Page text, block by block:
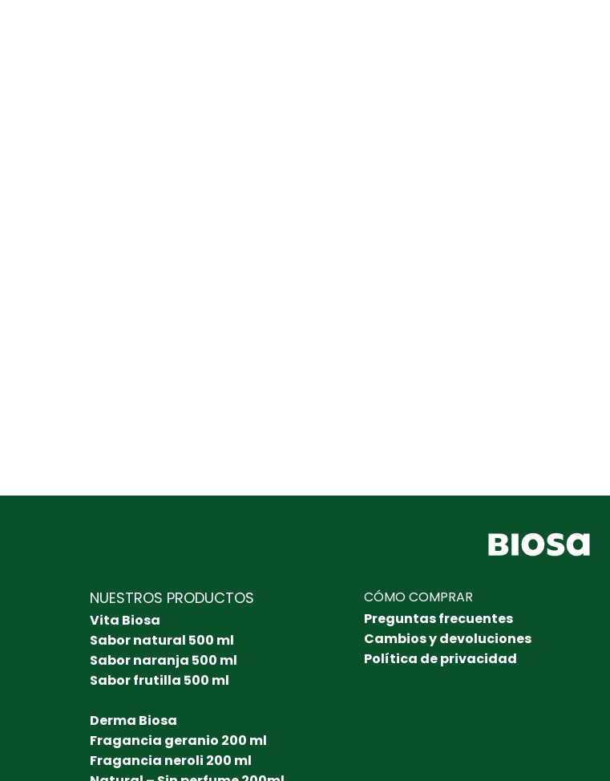
NUESTROS PRODUCTOS
Vita Biosa
Sabor natural 500 ml
Sabor naranja 500 ml
Sabor frutilla 500 ml
Derma Biosa
Fragancia geranio 200 ml
Fragancia neroli 200 ml
CÓMO COMPRAR
Preguntas frecuentes
Cambios y devoluciones
Política de privacidad